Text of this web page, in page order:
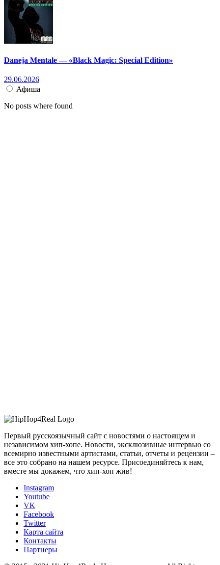
Daneja Mentale — «Black Magic: Special Edition»
29.06.2026
Афиша
No posts where found
Первый русскоязычный сайт с новостями о настоящем и
независимом хип-хопе. Новости, эксклюзивные интервью со
всемирно известными артистами, статьи, отчеты и рецензии –
все это собрано на нашем ресурсе. Присоединяйтесь к нам,
вместе мы докажем, что хип-хоп жив!
Instagram
Youtube
VK
Facebook
Twitter
Карта сайта
Контакты
Партнеры